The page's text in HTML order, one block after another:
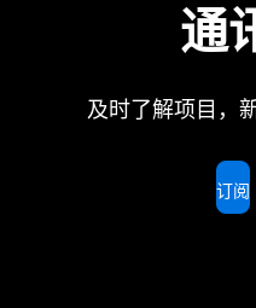
通
及时了解项目，
订阅